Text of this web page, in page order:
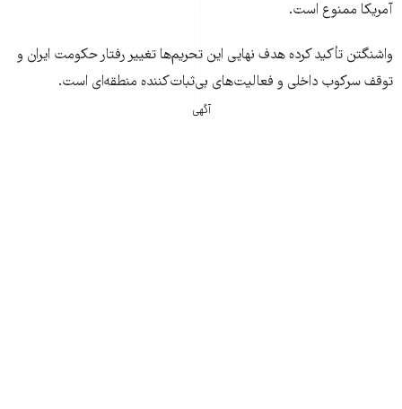
آمریکا ممنوع است.
واشنگتن تأکید کرده هدف نهایی این تحریم‌ها تغییر رفتار حکومت ایران و
توقف سرکوب داخلی و فعالیت‌های بی‌ثبات‌کننده منطقه‌ای است.
آگهی